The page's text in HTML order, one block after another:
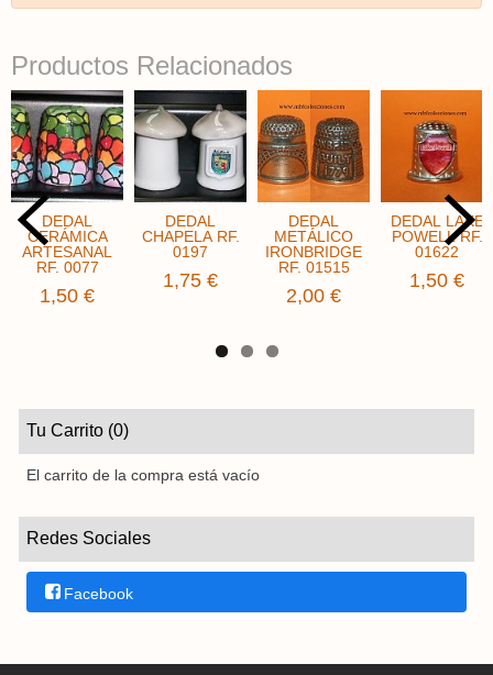
Tu Carrito (0)
El carrito de la compra está vacío
Redes Sociales
Facebook
Productos Relacionados
DEDAL
CERÁMICA
ARTESANAL
RF. 0077
1,50 €
DEDAL
CHAPELA RF.
0197
1,75 €
DEDAL
METÁLICO
IRONBRIDGE
RF. 01515
2,00 €
DEDAL LAKE
POWELL RF.
01622
1,50 €